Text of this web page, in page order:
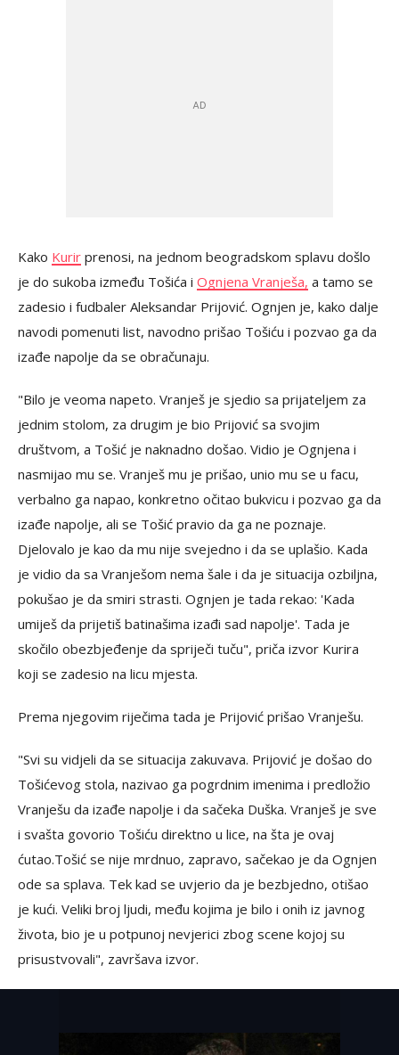
Kako Kurir prenosi, na jednom beogradskom splavu došlo
je do sukoba između Tošića i Ognjena Vranješa, a tamo se
zadesio i fudbaler Aleksandar Prijović. Ognjen je, kako dalje
navodi pomenuti list, navodno prišao Tošiću i pozvao ga da
izađe napolje da se obračunaju.
"Bilo je veoma napeto. Vranješ je sjedio sa prijateljem za
jednim stolom, za drugim je bio Prijović sa svojim
društvom, a Tošić je naknadno došao. Vidio je Ognjena i
nasmijao mu se. Vranješ mu je prišao, unio mu se u facu,
verbalno ga napao, konkretno očitao bukvicu i pozvao ga da
izađe napolje, ali se Tošić pravio da ga ne poznaje.
Djelovalo je kao da mu nije svejedno i da se uplašio. Kada
je vidio da sa Vranješom nema šale i da je situacija ozbiljna,
pokušao je da smiri strasti. Ognjen je tada rekao: 'Kada
umiješ da prijetiš batinašima izađi sad napolje'. Tada je
skočilo obezbjeđenje da spriječi tuču", priča izvor Kurira
koji se zadesio na licu mjesta.
Prema njegovim riječima tada je Prijović prišao Vranješu.
"Svi su vidjeli da se situacija zakuvava. Prijović je došao do
Tošićevog stola, nazivao ga pogrdnim imenima i predložio
Vranješu da izađe napolje i da sačeka Duška. Vranješ je sve
i svašta govorio Tošiću direktno u lice, na šta je ovaj
ćutao.Tošić se nije mrdnuo, zapravo, sačekao je da Ognjen
ode sa splava. Tek kad se uvjerio da je bezbjedno, otišao
je kući. Veliki broj ljudi, među kojima je bilo i onih iz javnog
života, bio je u potpunoj nevjerici zbog scene kojoj su
prisustvovali", završava izvor.